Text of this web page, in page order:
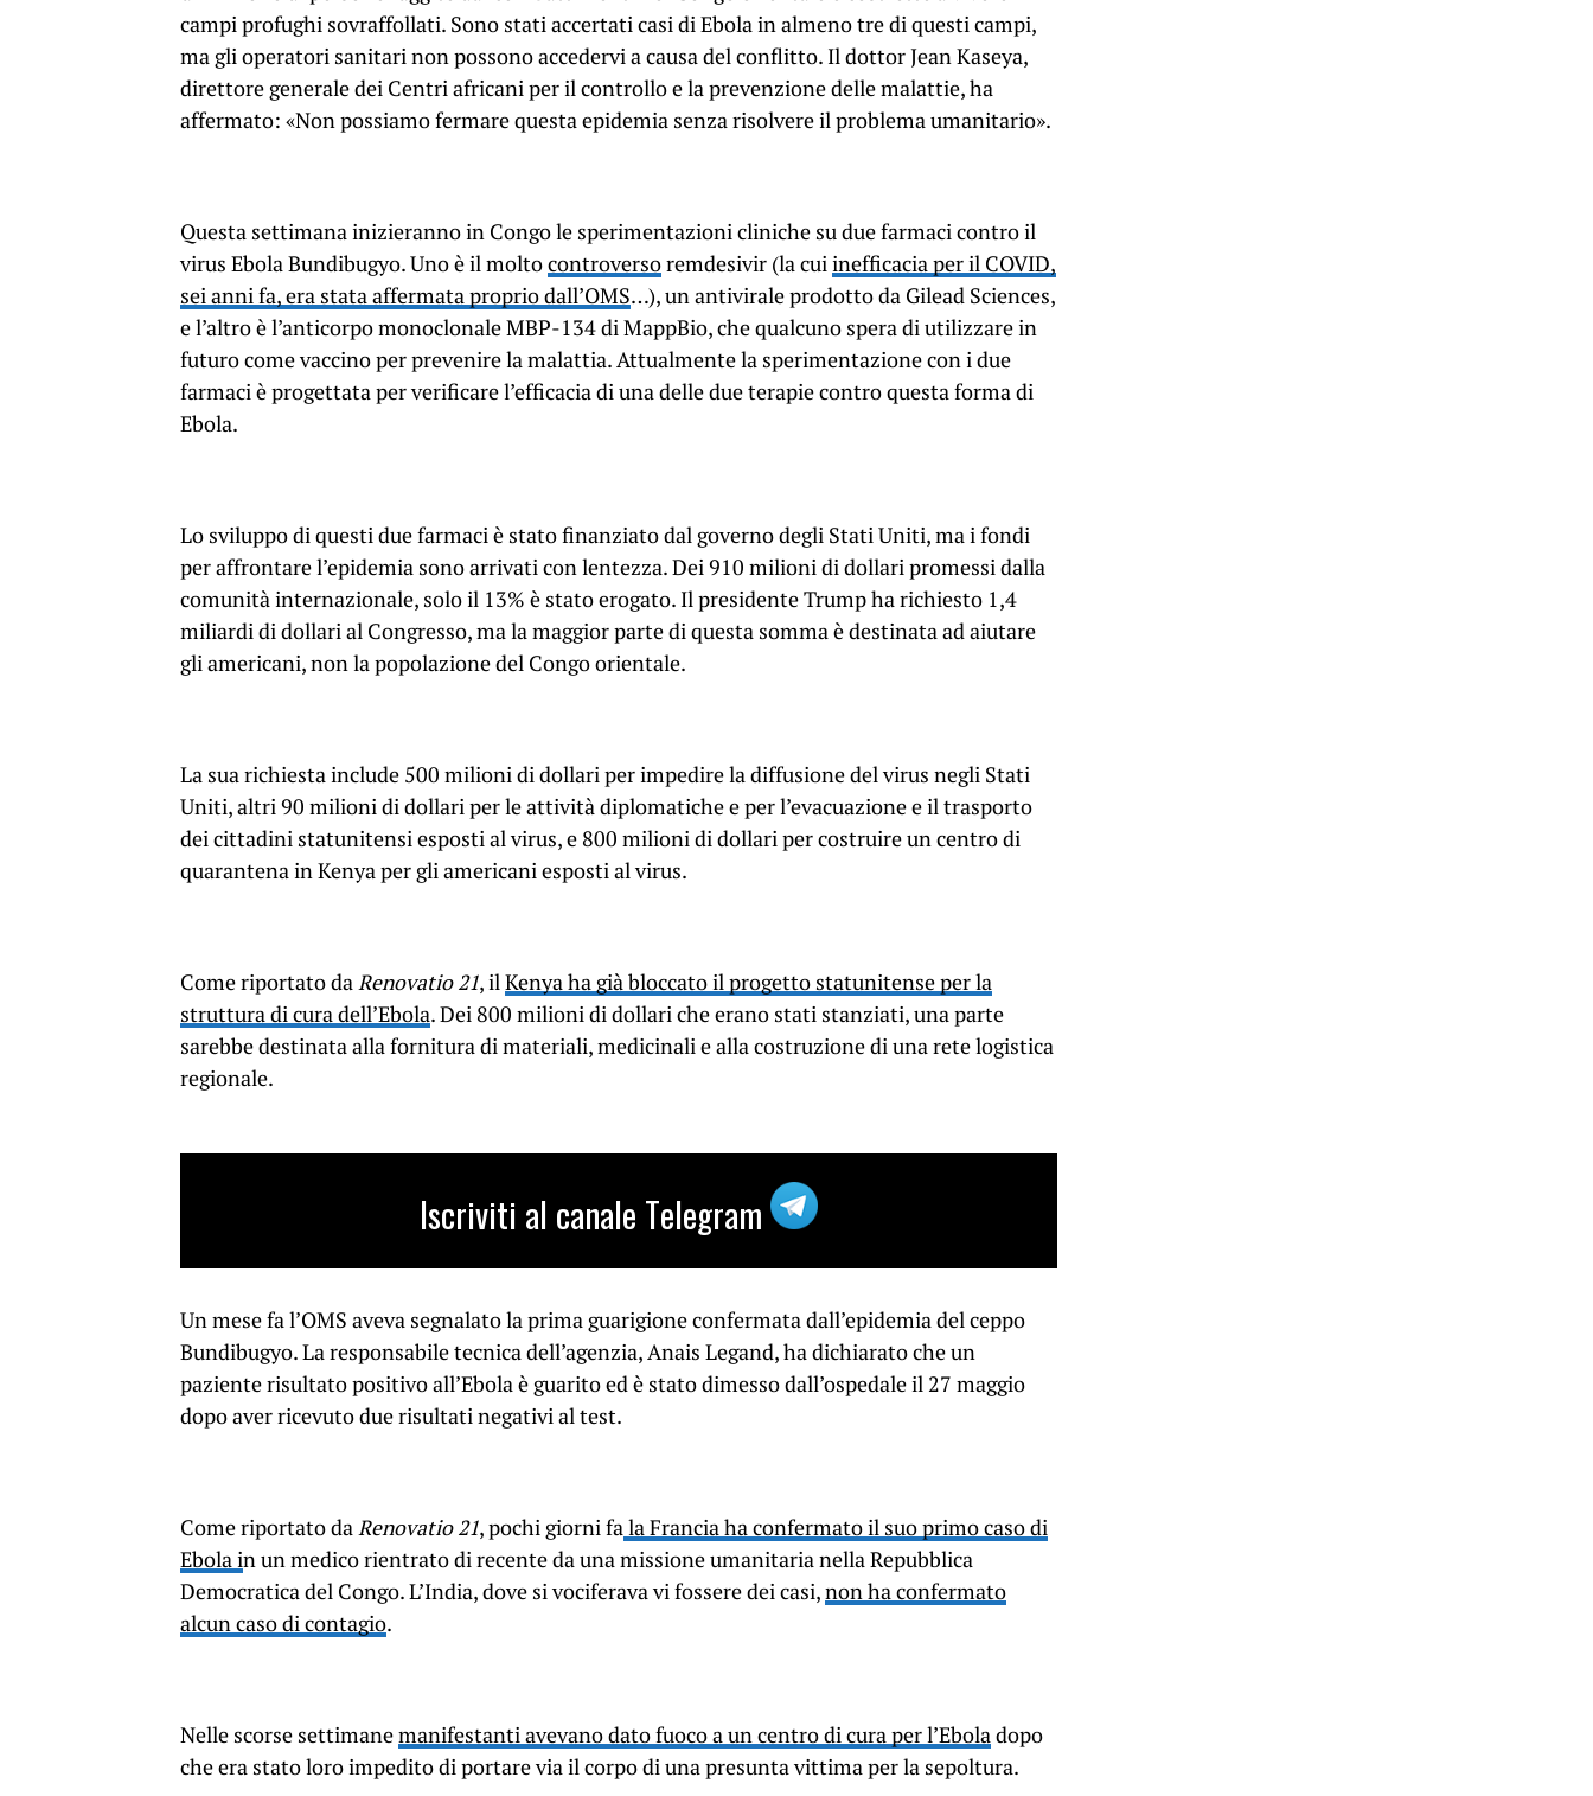
campi profughi sovraffollati. Sono stati accertati casi di Ebola in almeno tre di questi campi,
ma gli operatori sanitari non possono accedervi a causa del conflitto. Il dottor Jean Kaseya,
direttore generale dei Centri africani per il controllo e la prevenzione delle malattie, ha
affermato: «Non possiamo fermare questa epidemia senza risolvere il problema umanitario».
Questa settimana inizieranno in Congo le sperimentazioni cliniche su due farmaci contro il
virus Ebola Bundibugyo. Uno è il moltocontroversoremdesivir (la cuiinefficacia per il COVID,
sei anni fa, era stata affermata proprio dall’OMS…), un antivirale prodotto da Gilead Sciences,
e l’altro è l’anticorpo monoclonale MBP-134 di MappBio, che qualcuno spera di utilizzare in
futuro come vaccino per prevenire la malattia. Attualmente la sperimentazione con i due
farmaci è progettata per verificare l’efficacia di una delle due terapie contro questa forma di
Ebola.
Lo sviluppo di questi due farmaci è stato finanziato dal governo degli Stati Uniti, ma i fondi
per affrontare l’epidemia sono arrivati con lentezza. Dei 910 milioni di dollari promessi dalla
comunità internazionale, solo il 13% è stato erogato. Il presidente Trump ha richiesto 1,4
miliardi di dollari al Congresso, ma la maggior parte di questa somma è destinata ad aiutare
gli americani, non la popolazione del Congo orientale.
La sua richiesta include 500 milioni di dollari per impedire la diffusione del virus negli Stati
Uniti, altri 90 milioni di dollari per le attività diplomatiche e per l’evacuazione e il trasporto
dei cittadini statunitensi esposti al virus, e 800 milioni di dollari per costruire un centro di
quarantena in Kenya per gli americani esposti al virus.
Come riportato daRenovatio 21, ilKenya ha già bloccato il progetto statunitense per la
struttura di cura dell’Ebola. Dei 800 milioni di dollari che erano stati stanziati, una parte
sarebbe destinata alla fornitura di materiali, medicinali e alla costruzione di una rete logistica
regionale.
Iscriviti al canale Telegram
Un mese fa l’OMS aveva segnalato la prima guarigione confermata dall’epidemia del ceppo
Bundibugyo. La responsabile tecnica dell’agenzia, Anais Legand, ha dichiarato che un
paziente risultato positivo all’Ebola è guarito ed è stato dimesso dall’ospedale il 27 maggio
dopo aver ricevuto due risultati negativi al test.
Come riportato daRenovatio 21, pochi giorni fala Francia ha confermato il suo primo caso di
Ebola in un medico rientrato di recente da una missione umanitaria nella Repubblica
Democratica del Congo. L’India, dove si vociferava vi fossere dei casi,non ha confermato
alcun caso di contagio.
Nelle scorse settimanemanifestanti avevano dato fuoco a un centro di cura per l’Eboladopo
che era stato loro impedito di portare via il corpo di una presunta vittima per la sepoltura.